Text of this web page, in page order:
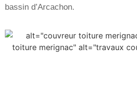
bassin d’Arcachon.